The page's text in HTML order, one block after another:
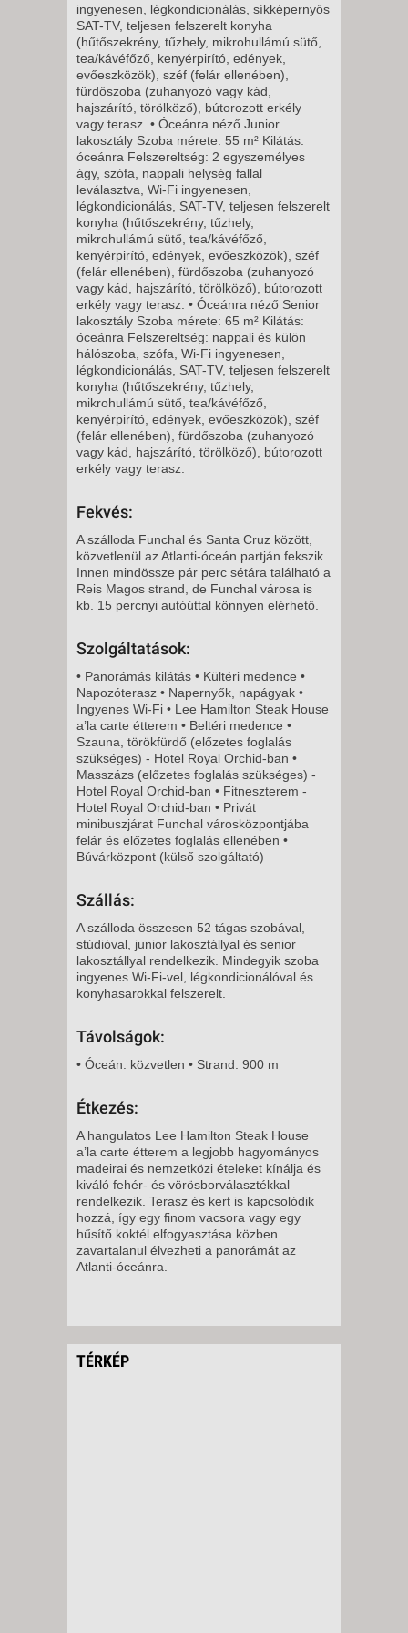
5 NAP / 4 ÉJSZAKA
2026. NOVEMBER 16., HÉTFŐ -
12 NAP / 11 ÉJSZAKA
2026. NOVEMBER 18., SZERDA
-
8 NAP / 7 ÉJSZAKA
2026. NOVEMBER 20., PÉNTEK
-
8 NAP / 7 ÉJSZAKA
2026. NOVEMBER 20., PÉNTEK
-
11 NAP / 10 ÉJSZAKA
2026. NOVEMBER 23., HÉTFŐ -
12 NAP / 11 ÉJSZAKA
2026. NOVEMBER 23., HÉTFŐ -
8 NAP / 7 ÉJSZAKA
5 NAP / 4 ÉJSZAKA
2026. NOVEMBER 25., SZERDA
-
8 NAP / 7 ÉJSZAKA
-
11 NAP / 10 ÉJSZAKA
2026. NOVEMBER 27., PÉNTEK
-
8 NAP / 7 ÉJSZAKA
2026. NOVEMBER 30., HÉTFŐ -
8 NAP / 7 ÉJSZAKA
2026. NOVEMBER 30., HÉTFŐ -
5 NAP / 4 ÉJSZAKA
2026. NOVEMBER 30., HÉTFŐ -
12 NAP / 11 ÉJSZAKA
2026. DECEMBER 02., SZERDA
8 NAP / 7 ÉJSZAKA
2026. DECEMBER 04., PÉNTEK
11 NAP / 10 ÉJSZAKA
2026. DECEMBER 04., PÉNTEK
-
8 NAP / 7 ÉJSZAKA
2026. DECEMBER 07., HÉTFŐ -
8 NAP / 7 ÉJSZAKA
5 NAP / 4 ÉJSZAKA
2026. DECEMBER 07., HÉTFŐ -
ingyenesen, légkondicionálás, síkképernyős
SAT-TV, teljesen felszerelt konyha
(hűtőszekrény, tűzhely, mikrohullámú sütő,
tea/kávéfőző, kenyérpirító, edények,
evőeszközök), széf (felár ellenében),
fürdőszoba (zuhanyozó vagy kád,
hajszárító, törölköző), bútorozott erkély
vagy terasz. • Óceánra néző Junior
lakosztály Szoba mérete: 55 m² Kilátás:
óceánra Felszereltség: 2 egyszemélyes
ágy, szófa, nappali helység fallal
leválasztva, Wi-Fi ingyenesen,
légkondicionálás, SAT-TV, teljesen felszerelt
konyha (hűtőszekrény, tűzhely,
mikrohullámú sütő, tea/kávéfőző,
kenyérpirító, edények, evőeszközök), széf
(felár ellenében), fürdőszoba (zuhanyozó
vagy kád, hajszárító, törölköző), bútorozott
erkély vagy terasz. • Óceánra néző Senior
lakosztály Szoba mérete: 65 m² Kilátás:
óceánra Felszereltség: nappali és külön
hálószoba, szófa, Wi-Fi ingyenesen,
légkondicionálás, SAT-TV, teljesen felszerelt
konyha (hűtőszekrény, tűzhely,
mikrohullámú sütő, tea/kávéfőző,
kenyérpirító, edények, evőeszközök), széf
(felár ellenében), fürdőszoba (zuhanyozó
vagy kád, hajszárító, törölköző), bútorozott
erkély vagy terasz.
Fekvés:
A szálloda Funchal és Santa Cruz között,
közvetlenül az Atlanti-óceán partján fekszik.
Innen mindössze pár perc sétára található a
Reis Magos strand, de Funchal városa is
kb. 15 percnyi autóúttal könnyen elérhető.
Szolgáltatások:
• Panorámás kilátás • Kültéri medence •
Napozóterasz • Napernyők, napágyak •
Ingyenes Wi-Fi • Lee Hamilton Steak House
a’la carte étterem • Beltéri medence •
Szauna, törökfürdő (előzetes foglalás
szükséges) - Hotel Royal Orchid-ban •
Masszázs (előzetes foglalás szükséges) -
Hotel Royal Orchid-ban • Fitneszterem -
Hotel Royal Orchid-ban • Privát
minibuszjárat Funchal városközpontjába
felár és előzetes foglalás ellenében •
Búvárközpont (külső szolgáltató)
Szállás:
A szálloda összesen 52 tágas szobával,
stúdióval, junior lakosztállyal és senior
lakosztállyal rendelkezik. Mindegyik szoba
ingyenes Wi-Fi-vel, légkondicionálóval és
konyhasarokkal felszerelt.
Távolságok:
• Óceán: közvetlen • Strand: 900 m
Étkezés:
A hangulatos Lee Hamilton Steak House
a’la carte étterem a legjobb hagyományos
madeirai és nemzetközi ételeket kínálja és
kiváló fehér- és vörösborválasztékkal
rendelkezik. Terasz és kert is kapcsolódik
hozzá, így egy finom vacsora vagy egy
hűsítő koktél elfogyasztása közben
zavartalanul élvezheti a panorámát az
Atlanti-óceánra.
TÉRKÉP